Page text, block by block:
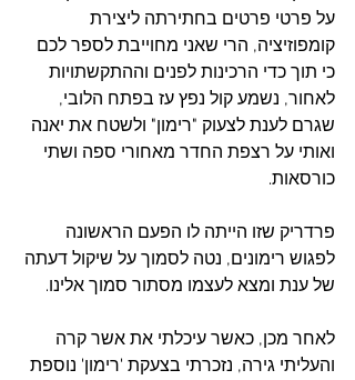
על פרטי פרטים בחתירתה ליצירת
קומפוזיציה, הרי שאני מחוייבת לספר לכם
כי תוך כדי הרכינות לפנים וההתקשתויות
לאחור, נשמע קול נפץ עז בפתח הלובי,
שגרם לענת לצעוק "רימון" ולשטח את יאנה
ואותי על רצפת החדר מאחורי ספה ושתי
כורסאות.
פרדריק שזו הייתה לו הפעם הראשונה
לפגוש רימונים, נטה לסמוך על שיקול דעתה
של ענת ומצא לעצמו מסתור סמוך אלינו.
לאחר מכן, כאשר עיכלתי את אשר קרה
והעליתי גירה, נזכרתי בצעקת 'רימון' נוספת